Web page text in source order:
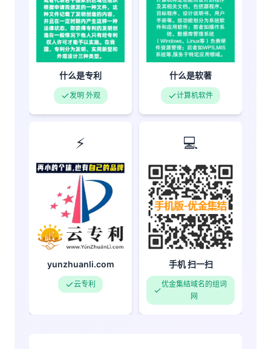
什么是专利
发明 外观
什么是软著
计算机软件
⚡
yunzhuanli.com
云专利
💻
手机 扫一扫
优金集结域名的组词
网